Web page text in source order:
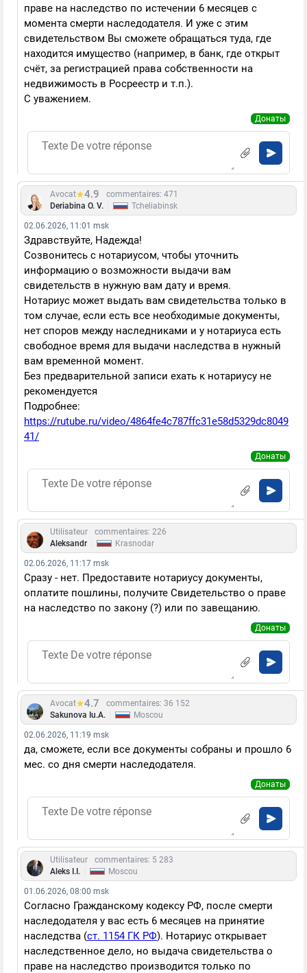
праве на наследство по истечении 6 месяцев с
момента смерти наследодателя. И уже с этим
свидетельством Вы сможете обращаться туда, где
находится имущество (например, в банк, где открыт
счёт, за регистрацией права собственности на
недвижимость в Росреестр и т.п.).
С уважением.
Донаты
Avocat 4.9
commentaires: 471
Deriabina O. V.
Tcheliabinsk
02.06.2026, 11:01 msk
Здравствуйте, Надежда!
Созвонитесь с нотариусом, чтобы уточнить
информацию о возможности выдачи вам
свидетельств в нужную вам дату и время.
Нотариус может выдать вам свидетельства только в
том случае, если есть все необходимые документы,
нет споров между наследниками и у нотариуса есть
свободное время для выдачи наследства в нужный
вам временной момент.
Без предварительной записи ехать к нотариусу не
рекомендуется
Подробнее:
https://rutube.ru/video/4864fe4c787ffc31e58d5329dc8049
41/
Донаты
Utilisateur
commentaires: 226
Aleksandr
Krasnodar
02.06.2026, 11:17 msk
Сразу - нет. Предоставите нотариусу документы,
оплатите пошлины, получите Свидетельство о праве
на наследство по закону (?) или по завещанию.
Донаты
Avocat 4.7
commentaires: 36 152
Sakunova Iu.A.
Moscou
02.06.2026, 11:19 msk
да, сможете, если все документы собраны и прошло 6
мес. со дня смерти наследодателя.
Донаты
Utilisateur
commentaires: 5 283
Aleks I.I.
Moscou
01.06.2026, 08:00 msk
Согласно Гражданскому кодексу РФ, после смерти
наследодателя у вас есть 6 месяцев на принятие
наследства (ст. 1154 ГК РФ). Нотариус открывает
наследственное дело, но выдача свидетельства о
праве на наследство производится только по